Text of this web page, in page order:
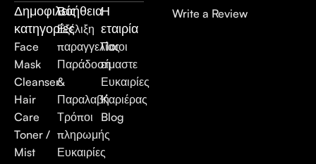
Δημοφιλείς
κατηγορίες
Face
Mask
Cleanser
Hair
Care
Toner /
Mist
Βοήθεια
Εξέλιξη
παραγγελίας
Παράδοση
&
Παραλαβή
Τρόποι
πληρωμής
Ευκαιρίες
Η
εταιρία
Ποιοι
είμαστε
Ευκαιρίες
Καριέρας
Blog
Write a Review